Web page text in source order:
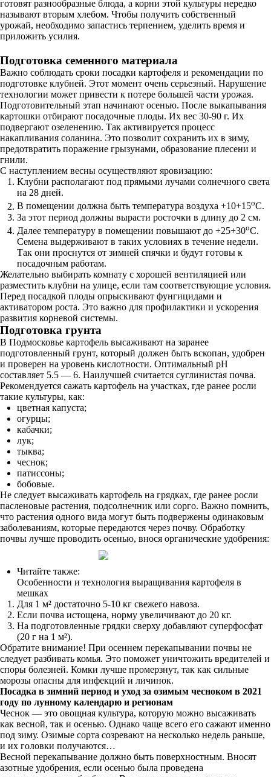
готовят разнообразные блюда, а корни этой культуры нередко
называют вторым хлебом. Чтобы получить собственный
урожай, необходимо запастись терпением, уделить время и
приложить усилия.
Подготовка семенного материала
Важно соблюдать сроки посадки картофеля и рекомендации по
подготовке клубней. Этот момент очень серьезный. Нарушение
технологии может привести к потере большей части урожая.
Подготовительный этап начинают осенью. После выкапывания
картошки отбирают посадочные плоды. Их вес 30-90 г. Их
подвергают озеленению. Так активируется процесс
накапливания соланина. Это позволит сохранить их в зиму,
предотвратить поражение грызунами, образование плесени и
гнили.
С наступлением весны осуществляют яровизацию:
Клубни располагают под прямыми лучами солнечного света
на 28 дней.
В помещении должна быть температура воздуха +10+15оС.
За этот период должны вырасти росточки в длину до 2 см.
Далее температуру в помещении повышают до +25+30оС.
Семена выдерживают в таких условиях в течение недели.
Так они проснутся от зимней спячки и будут готовы к
посадочным работам.
Желательно выбирать комнату с хорошей вентиляцией или
разместить клубни на улице, если там соответствующие условия.
Перед посадкой плоды опрыскивают фунгицидами и
активатором роста. Это важно для профилактики и ускорения
развития корневой системы.
Подготовка грунта
В Подмосковье картофель высаживают на заранее
подготовленный грунт, который должен быть вскопан, удобрен
и проверен на уровень кислотности. Оптимальный pH
составляет 5.5 — 6. Наилучшей считается суглинистая почва.
Рекомендуется сажать картофель на участках, где ранее росли
такие культуры, как:
цветная капуста;
огурцы;
кабачки;
лук;
тыква;
чеснок;
патиссоны;
бобовые.
Не следует высаживать картофель на грядках, где ранее росли
пасленовые растения, подсолнечник или сорго. Важно помнить,
что растения одного вида могут быть подвержены одинаковым
заболеваниям, которые передаются через почву. Обработку
почвы лучше проводить осенью, внося органические удобрения:
Читайте также:
Особенности и технология выращивания картофеля в
мешках
Для 1 м² достаточно 5-10 кг свежего навоза.
Если почва истощена, норму увеличивают до 20 кг.
На подготовленные грядки сверху добавляют суперфосфат
(20 г на 1 м²).
Обратите внимание! При осеннем перекапывании почвы не
следует разбивать комья. Это поможет уничтожить вредителей и
споры болезней. Комки лучше промерзнут, так как сильные
морозы опасны для инфекций и личинок.
Посадка в зимний период и уход за озимым чесноком в 2021
году по лунному календарю и регионам
Чеснок — это овощная культура, которую можно высаживать
как весной, так и осенью. Однако чаще всего его сажают именно
под зиму. Озимые сорта созревают на несколько недель раньше,
и их головки получаются…
Весной перекапывание должно быть поверхностным. Вносят
азотные удобрения, если осенью была проведена